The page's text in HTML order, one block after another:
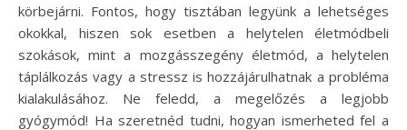
körbejárni. Fontos, hogy tisztában legyünk a lehetséges
okokkal, hiszen sok esetben a helytelen életmódbeli
szokások, mint a mozgásszegény életmód, a helytelen
táplálkozás vagy a stressz is hozzájárulhatnak a probléma
kialakulásához. Ne feledd, a megelőzés a legjobb
gyógymód! Ha szeretnéd tudni, hogyan ismerheted fel a